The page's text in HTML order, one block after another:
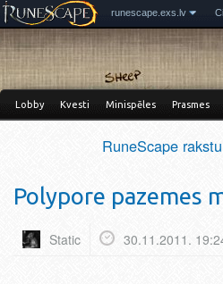
runescape.exs.lv
Lobby Kvesti Minispēles Prasmes
RuneScape
Polypore pazemes
Static 30.11.2011.